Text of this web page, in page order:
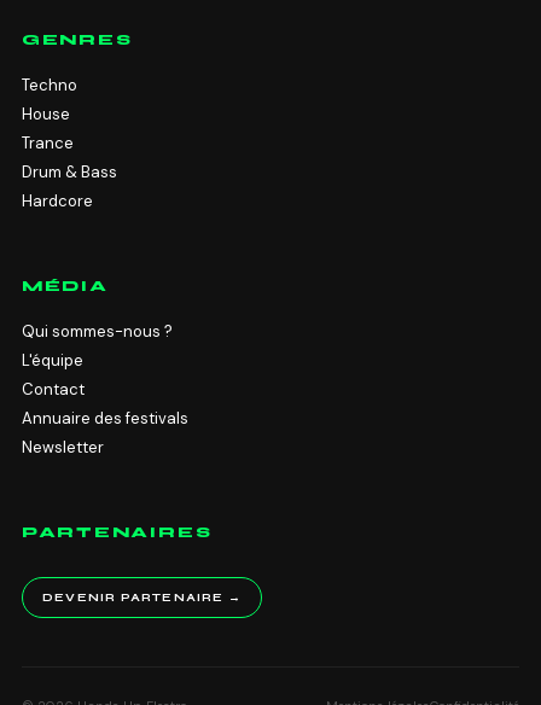
GENRES
Techno
House
Trance
Drum & Bass
Hardcore
MÉDIA
Qui sommes-nous ?
L'équipe
Contact
Annuaire des festivals
Newsletter
PARTENAIRES
DEVENIR PARTENAIRE →